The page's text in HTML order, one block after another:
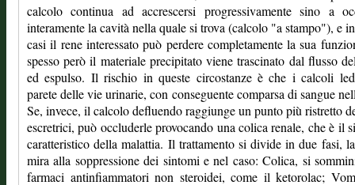
calcolo continua ad accrescersi progressivamente sino a
interamente la cavità nella quale si trova (calcolo "a stampo"), e
casi il rene interessato può perdere completamente la sua
spesso però il materiale precipitato viene trascinato dal flusso
ed espulso. Il rischio in queste circostanze è che i calcoli
parete delle vie urinarie, con conseguente comparsa di sangue
Se, invece, il calcolo defluendo raggiunge un punto più ristretto
escretrici, può occluderle provocando una colica renale, che è il
caratteristico della malattia. Il trattamento si divide in due fasi,
mira alla soppressione dei sintomi e nel caso: Colica, si
farmaci antinfiammatori non steroidei, come il ketorolac;